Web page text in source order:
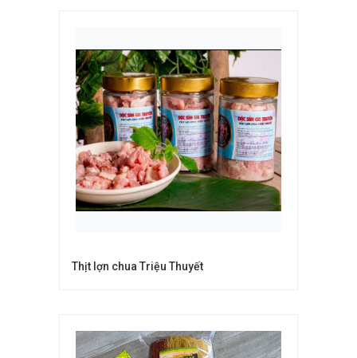
Thịt lợn chua Triệu Thuyết